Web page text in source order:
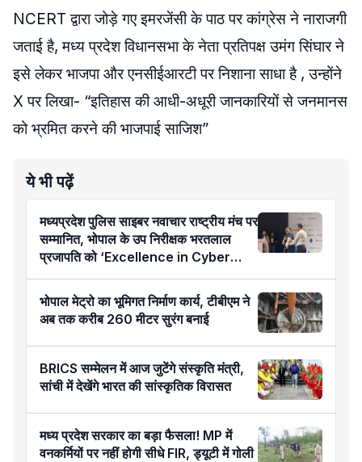
NCERT द्वारा जोड़े गए इमरजेंसी के पाठ पर कांग्रेस ने नाराजगी
जताई है, मध्य प्रदेश विधानसभा के नेता प्रतिपक्ष उमंग सिंघार ने
इसे लेकर भाजपा और एनसीईआरटी पर निशाना साधा है , उन्होंने
X पर लिखा- “इतिहास की आधी-अधूरी जानकारियों से जनमानस
को भ्रमित करने की भाजपाई साजिश”
ये भी पढ़ें
मध्यप्रदेश पुलिस साइबर नवाचार राष्ट्रीय मंच पर
सम्मानित, भोपाल के उप निरीक्षक भरतलाल
प्रजापति को ‘Excellence in Cyber
Policing’ अवार्ड
भोपाल मेट्रो का भूमिगत निर्माण कार्य, टीबीएम ने
अब तक करीब 260 मीटर सुरंग बनाई
BRICS सम्मेलन में आज जुटेंगे संस्कृति मंत्री,
सांची में देखेंगे भारत की सांस्कृतिक विरासत
मध्य प्रदेश सरकार का बड़ा फैसला! MP में
वनकर्मियों पर नहीं होगी सीधे FIR, ड्यूटी में गोली